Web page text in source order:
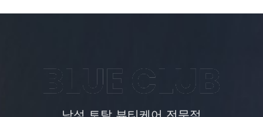
남성 토탈 뷰티케어 전문점